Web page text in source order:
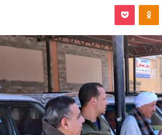
Odnoklassniki
بوكيت